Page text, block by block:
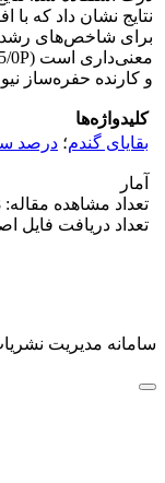
نتایج نشان داد که
و کارنده حفره‌ساز
کلیدواژه‌ها
بقایای گندم؛ درصد
آمار
تعداد مشاهده مقاله: 2,738
تعداد دریافت فایل اصل
سامانه مدیریت